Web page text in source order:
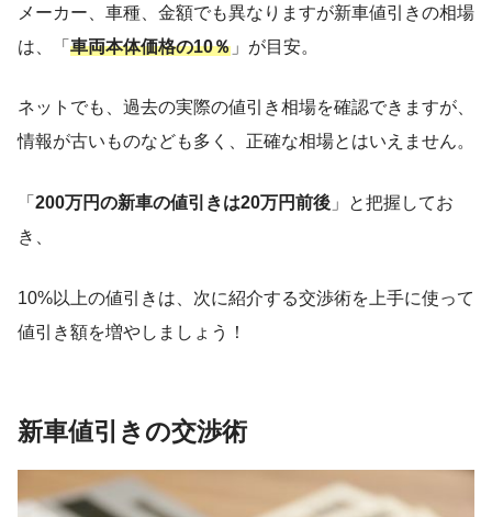
メーカー、車種、金額でも異なりますが新車値引きの相場
は、「車両本体価格の10％ 」が目安。
ネットでも、過去の実際の値引き相場を確認できますが、
情報が古いものなども多く、正確な相場とはいえません。
「200万円の新車の値引きは20万円前後 」と把握してお
き、
10%以上の値引きは、次に紹介する交渉術を上手に使って
値引き額を増やしましょう！
新車値引きの交渉術